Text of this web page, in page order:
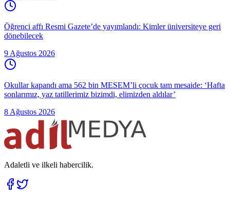
Öğrenci affı Resmi Gazete’de yayımlandı: Kimler üniversiteye geri
dönebilecek
9 Ağustos 2026
Okullar kapandı ama 562 bin MESEM’li çocuk tam mesaide: ‘Hafta
sonlarımız, yaz tatillerimiz bizimdi, elimizden aldılar’
8 Ağustos 2026
Adaletli ve ilkeli habercilik.